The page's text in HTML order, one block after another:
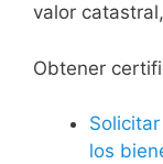
valor
Obtener
los